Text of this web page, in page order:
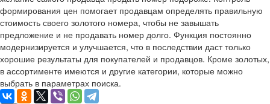
формирования цен помогает продавцам определять правильную
стоимость своего золотого номера, чтобы не завышать
предложение и не продавать номер долго. Функция постоянно
модернизируется и улучшается, что в последствии даст только
хорошие результаты для покупателей и продавцов. Кроме золотых,
в ассортименте имеются и другие категории, которые можно
выбрать в параметрах поиска.